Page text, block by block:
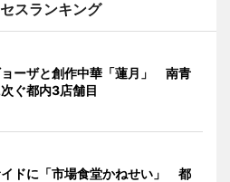
スランキング
ーザと創作中華「蓮月」 南青
ぐ都内3店舗目
ドに「市場食堂かねせい」 都